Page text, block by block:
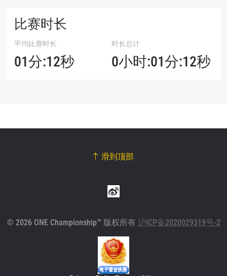
比赛时长
平均比赛时长
01分:12秒
时长总计
0小时:01分:12秒
滑到顶部
© 2026 ONE Championship™ 版权所有 沪ICP备2020029319号-2